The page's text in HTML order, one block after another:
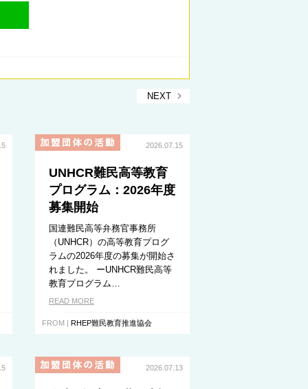
NEXT
2026.07.15
UNHCR難民高等教育
プログラム：2026年度
募集開始
国連難民高等弁務官事務所
（UNHCR）の高等教育プログ
ラムの2026年度の募集が開始さ
れました。 ーUNHCR難民高等
教育プログラム…
READ MORE
FROM | RHEP難民教育推進協会
2026.07.13